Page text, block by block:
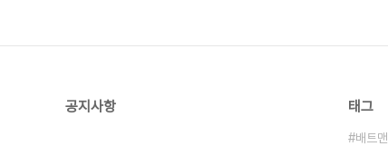
공지사항 태그
배트맨